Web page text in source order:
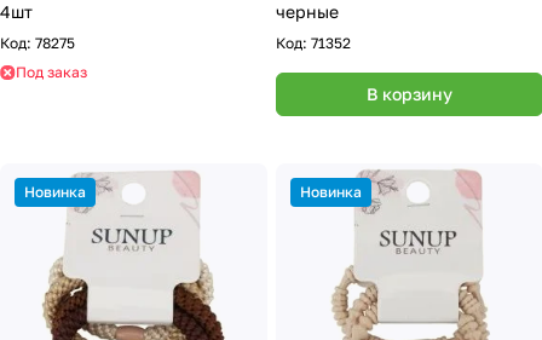
4шт
Код: 78275
Под заказ
черные
Код: 71352
В корзину
Новинка Новинка